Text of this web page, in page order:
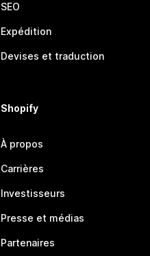
SEO
Expédition
Devises et traduction
Shopify
À propos
Carrières
Investisseurs
Presse et médias
Partenaires